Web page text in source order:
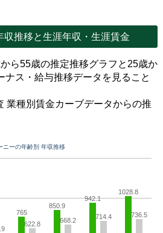
収推移と生涯年収・生涯賃金
ら55歳の推定推移グラフと25歳か
ナス・給与推移データを見ること
業種別賃金カーブデータからの推
ニーの年齢別 年収推移
765
850.9
942.1
1028.8
622.8 668.2 714.4 736.5